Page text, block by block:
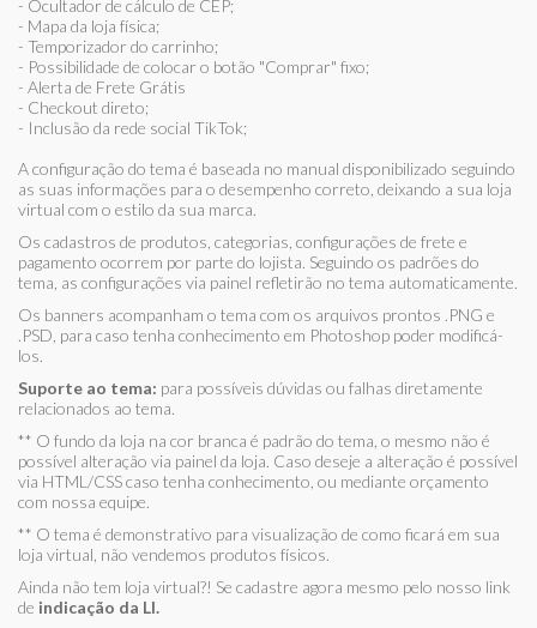
- Ocultador de cálculo de CEP;
- Mapa da loja física;
- Temporizador do carrinho;
- Possibilidade de colocar o botão "Comprar" fixo;
- Alerta de Frete Grátis
- Checkout direto;
- Inclusão da rede social TikTok;
A configuração do tema é baseada no manual disponibilizado seguindo
as suas informações para o desempenho correto, deixando a sua loja
virtual com o estilo da sua marca.
Os cadastros de produtos, categorias, configurações de frete e
pagamento ocorrem por parte do lojista. Seguindo os padrões do
tema, as configurações via painel refletirão no tema automaticamente.
Os banners acompanham o tema com os arquivos prontos .PNG e
.PSD, para caso tenha conhecimento em Photoshop poder modificá-
los.
Suporte ao tema: para possíveis dúvidas ou falhas diretamente
relacionados ao tema.
** O fundo da loja na cor branca é padrão do tema, o mesmo não é
possível alteração via painel da loja. Caso deseje a alteração é possível
via HTML/CSS caso tenha conhecimento, ou mediante orçamento
com nossa equipe.
** O tema é demonstrativo para visualização de como ficará em sua
loja virtual, não vendemos produtos físicos.
Ainda não tem loja virtual?! Se cadastre agora mesmo pelo nosso link
de indicação da LI.